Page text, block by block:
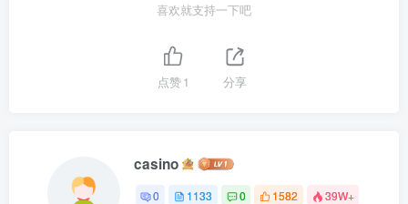
喜欢就支持一下吧
点赞1 分享
casino
0 1133 0 1582 39W+